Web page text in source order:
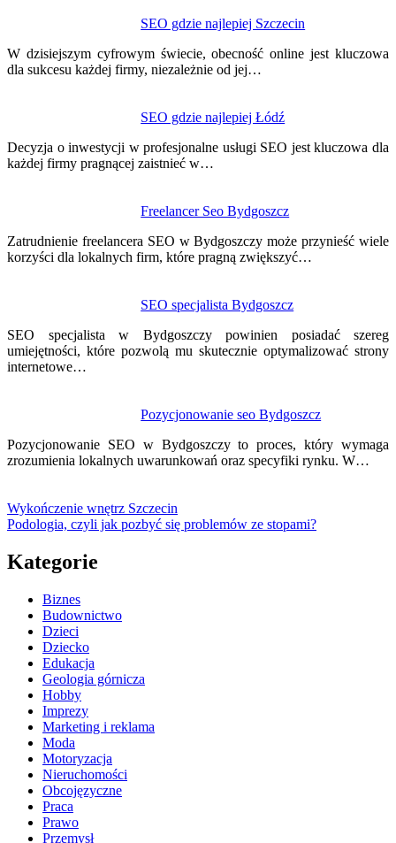
SEO gdzie najlepiej Szczecin
W dzisiejszym cyfrowym świecie, obecność online jest kluczowa
dla sukcesu każdej firmy, niezależnie od jej…
SEO gdzie najlepiej Łódź
Decyzja o inwestycji w profesjonalne usługi SEO jest kluczowa dla
każdej firmy pragnącej zaistnieć w…
Freelancer Seo Bydgoszcz
Zatrudnienie freelancera SEO w Bydgoszczy może przynieść wiele
korzyści dla lokalnych firm, które pragną zwiększyć…
SEO specjalista Bydgoszcz
SEO specjalista w Bydgoszczy powinien posiadać szereg
umiejętności, które pozwolą mu skutecznie optymalizować strony
internetowe…
Pozycjonowanie seo Bydgoszcz
Pozycjonowanie SEO w Bydgoszczy to proces, który wymaga
zrozumienia lokalnych uwarunkowań oraz specyfiki rynku. W…
wpisu
Wykończenie wnętrz Szczecin
Podologia, czyli jak pozbyć się problemów ze stopami?
Kategorie
Biznes
Budownictwo
Dzieci
Dziecko
Edukacja
Geologia górnicza
Hobby
Imprezy
Marketing i reklama
Moda
Motoryzacja
Nieruchomości
Obcojęzyczne
Praca
Prawo
Przemysł